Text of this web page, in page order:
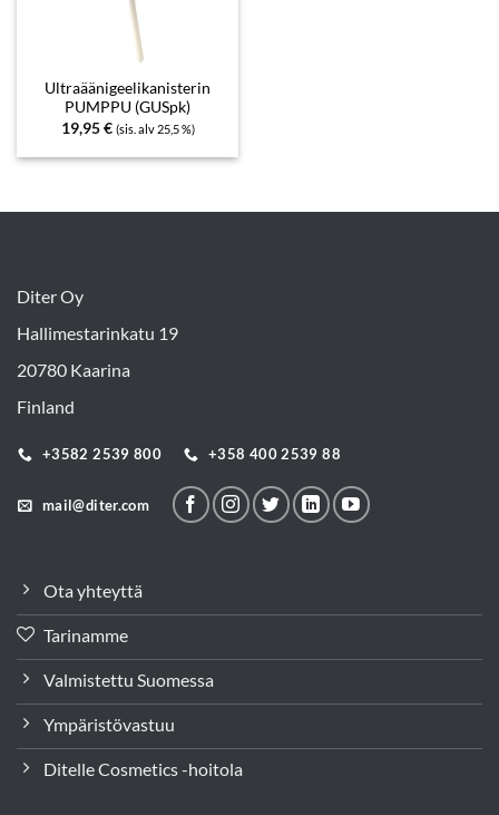
Ultraäänigeelikanisterin
PUMPPU (GUSpk)
19,95€ (sis. alv 25,5 %)
Diter Oy
Hallimestarinkatu 19
20780 Kaarina
Finland
+3582 2539 800 +358 400 2539 88
mail@diter.com
Ota yhteyttä
Tarinamme
Valmistettu Suomessa
Ympäristövastuu
Ditelle Cosmetics -hoitola